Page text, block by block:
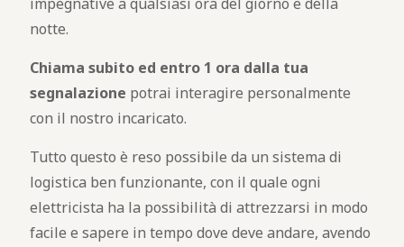
notte.
Chiama subito ed entro 1 ora dalla tua
segnalazione potrai interagire personalmente
con il nostro incaricato.
Tutto questo è reso possibile da un sistema di
logistica ben funzionante, con il quale ogni
elettricista ha la possibilità di attrezzarsi in modo
facile e sapere in tempo dove deve andare, avendo